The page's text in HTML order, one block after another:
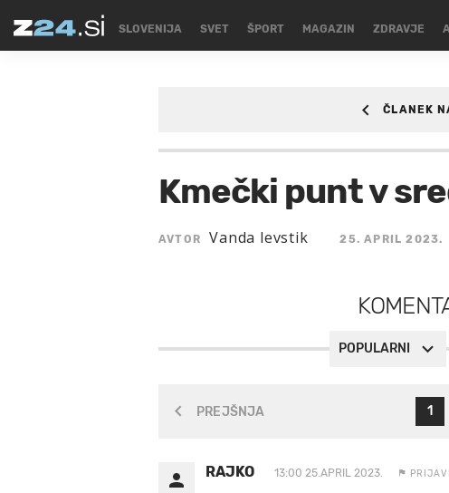
SLOVENIJA SVET ŠPORT MAGAZIN ZDRAVJE
Kmečki punt v
AVTOR Vanda levstik 25. APRIL 2023.
ČLANEK
POPULARNI
PREJŠNJA 1
RAJKO 13:00 25.APRIL 2023. PRIJAVI